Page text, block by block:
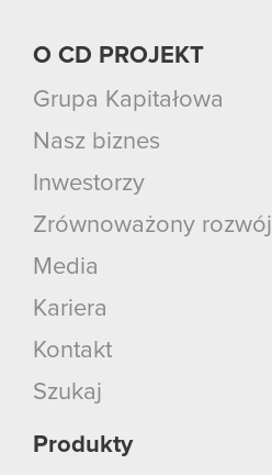
O CD PROJEKT
Grupa Kapitałowa
Nasz biznes
Inwestorzy
Zrównoważony rozwój
Media
Kariera
Kontakt
Szukaj
Produkty